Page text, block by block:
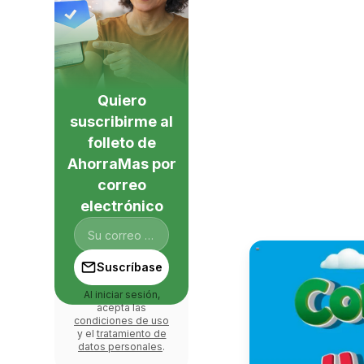
Quiero
suscribirme al
folleto de
AhorraMas por
correo
electrónico
Suscríbase
Al iniciar sesión,
acepta las
condiciones de uso
y el tratamiento de
datos personales.